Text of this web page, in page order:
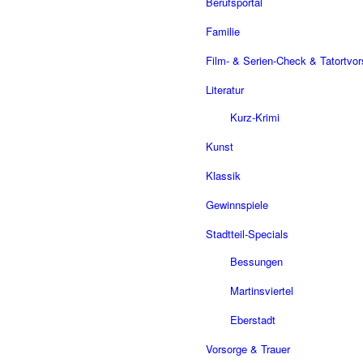
Familie
Film- & Serien-Check &
Literatur
Kurz-Krimi
Kunst
Klassik
Gewinnspiele
Stadtteil-Specials
Bessungen
Martinsviertel
Eberstadt
Vorsorge & Trauer